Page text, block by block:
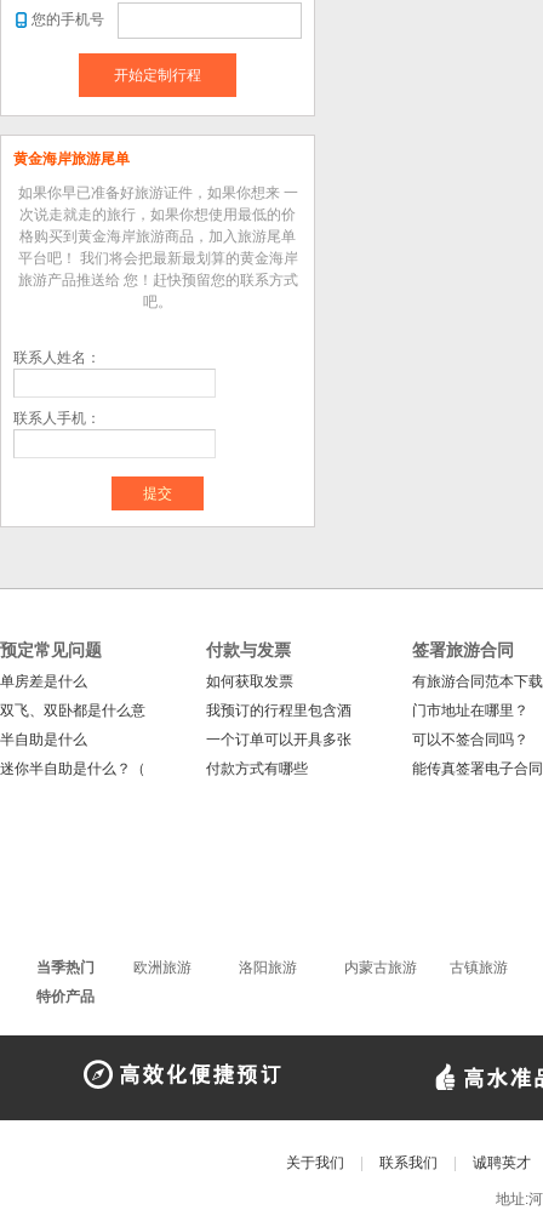
您的手机号
开始定制行程
黄金海岸旅游尾单
如果你早已准备好旅游证件，如果你想来 一
次说走就走的旅行，如果你想使用最低的价
格购买到黄金海岸旅游商品，加入旅游尾单
平台吧！ 我们将会把最新最划算的黄金海岸
旅游产品推送给 您！赶快预留您的联系方式
吧。
联系人姓名：
联系人手机：
预定常见问题
单房差是什么
双飞、双卧都是什么意
半自助是什么
迷你半自助是什么？（
付款与发票
如何获取发票
我预订的行程里包含酒
一个订单可以开具多张
付款方式有哪些
签署旅游合同
有旅游合同范本下
门市地址在哪里？
可以不签合同吗？
能传真签署电子合
当季热门 欧洲旅游 洛阳旅游 内蒙古旅游
古镇旅游
特价产品
关于我们 联系我们 诚聘英才
地址: